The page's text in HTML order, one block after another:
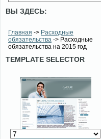
ВЫ ЗДЕСЬ:
Главная -> Расходные
обязательства -> Расходные
обязательства на 2015 год
TEMPLATE SELECTOR